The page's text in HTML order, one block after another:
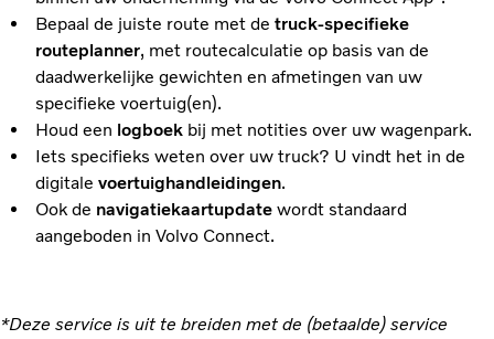
Bepaal de juiste route met de truck-specifieke
routeplanner, met routecalculatie op basis van de
daadwerkelijke gewichten en afmetingen van uw
specifieke voertuig(en).
Houd een logboekbij met notities over uw wagenpark.
Iets specifieks weten over uw truck? U vindt het in de
digitale voertuighandleidingen.
Ook de navigatiekaartupdatewordt standaard
aangeboden in Volvo Connect.
*Deze service is uit te breiden met de (betaalde) service